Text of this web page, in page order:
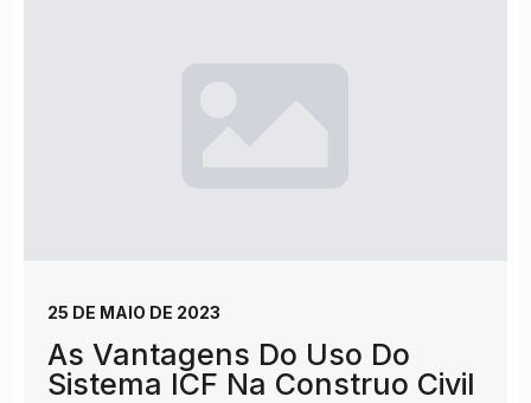
As Vantagens Do Uso Do
Sistema ICF Na Construo Civil
25 DE MAIO DE 2023